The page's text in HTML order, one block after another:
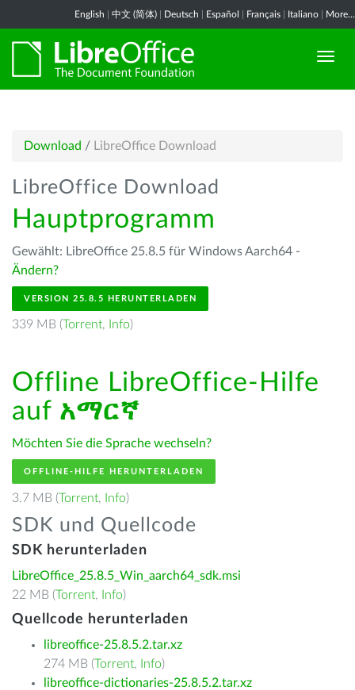
English 中文 (简体) Deutsch Español Français Italiano More...
Download / LibreOffice Download
LibreOffice Download
Hauptprogramm
Gewählt: LibreOffice 25.8.5 für Windows Aarch64 -
Ändern?
VERSION 25.8.5 HERUNTERLADEN
339 MB (Torrent, Info)
Offline LibreOffice-Hilfe
auf አማርኛ
Möchten Sie die Sprache wechseln?
OFFLINE-HILFE HERUNTERLADEN
3.7 MB (Torrent, Info)
SDK und Quellcode
SDK herunterladen
LibreOffice_25.8.5_Win_aarch64_sdk.msi
22 MB (Torrent, Info)
Quellcode herunterladen
libreoffice-25.8.5.2.tar.xz
274 MB (Torrent, Info)
libreoffice-dictionaries-25.8.5.2.tar.xz